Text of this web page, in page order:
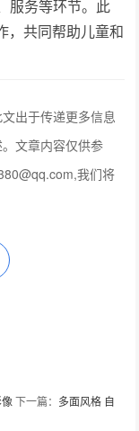
服务等环节。此
，共同帮助儿童和
出于传递更多信息
文章内容仅供参
我们将
下一篇： 多面风格 自